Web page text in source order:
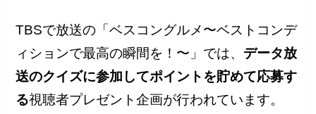
TBSで放送の「ベスコングルメ〜ベストコンデ
ィションで最高の瞬間を！〜」では、 データ放
送のクイズに参加してポイントを貯めて応募す
る視聴者プレゼント企画が行われています。